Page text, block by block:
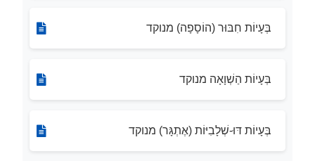
בְּעָיוֹת חִבּוּר (הוֹסָפָה) מנוקד
בְּעָיוֹת הַשְׁוָאָה מנוקד
בְּעָיוֹת דּוּ-שְׁלָבִיּוֹת (אֶתְגָּר) מנוקד